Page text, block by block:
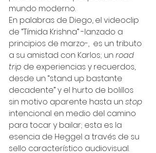
mundo moderno.
En palabras de Diego, el videoclip
de “Tímida Krishna” -lanzado a
principios de marzo-,  es un tributo
a su amistad con Karlos; un road
trip de experiencias y recuerdos,
desde un “stand up bastante
decadente” y el hurto de bolillos
sin motivo aparente hasta un stop
intencional en medio del camino
para tocar y bailar; esta es la
esencia de Heggel a través de su
sello característico audiovisual.